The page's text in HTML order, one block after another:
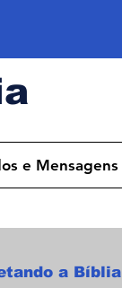
e Mensagens
a Bíblia